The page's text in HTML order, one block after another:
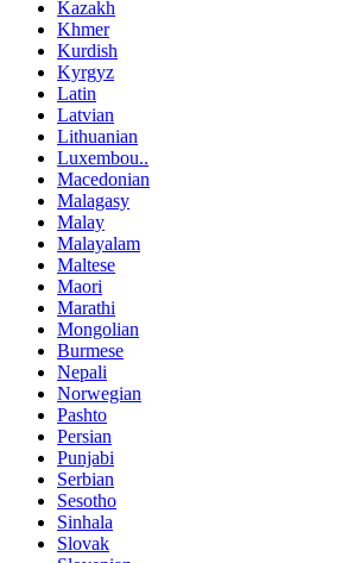
Kazakh
Khmer
Kurdish
Kyrgyz
Latin
Latvian
Lithuanian
Luxembou..
Macedonian
Malagasy
Malay
Malayalam
Maltese
Maori
Marathi
Mongolian
Burmese
Nepali
Norwegian
Pashto
Persian
Punjabi
Serbian
Sesotho
Sinhala
Slovak